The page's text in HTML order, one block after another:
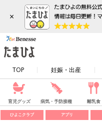
×
TOP 妊娠・出産
育児グッズ 病気・予防接種 離乳食
ひよこクラブ アプリ